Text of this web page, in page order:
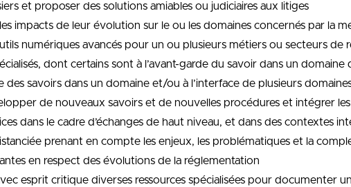
et proposer des solutions amiables ou judiciaires aux litiges
impacts de leur évolution sur le ou les domaines concernés par la
numériques avancés pour un ou plusieurs métiers ou secteurs de
dont certains sont à l’avant-garde du savoir dans un
savoirs dans un domaine et/ou à l’interface de plusieurs
de nouveaux savoirs et de nouvelles procédures et intégrer
dans le cadre d’échanges de haut niveau, et dans des contextes
prenant en compte les enjeux, les problématiques et la
en respect des évolutions de la réglementation
esprit critique diverses ressources spécialisées pour documenter